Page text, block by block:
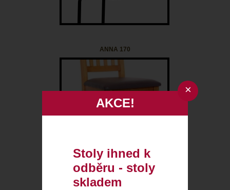
ANNA 170
AKCE!
Stoly ihned k
odběru - stoly
skladem
×